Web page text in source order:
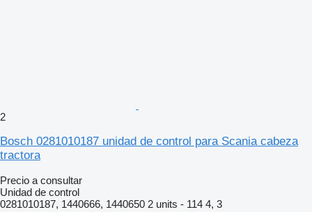
2
Bosch 0281010187 unidad de control para Scania cabeza
tractora
Precio a consultar
Unidad de control
0281010187, 1440666, 1440650 2 units - 114 4, 3